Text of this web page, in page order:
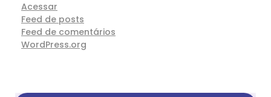
Acessar
Feed de posts
Feed de comentários
WordPress.org